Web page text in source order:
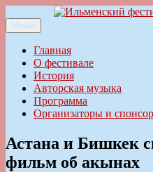
к
содержимому
Ильменский фестиваль
Меню
Главная
О фестивале
История
Авторская музыка
Программа
Организаторы и
Астана и Бишкек
фильм об акынах